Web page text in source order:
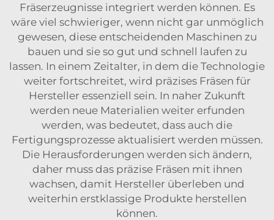
Fräserzeugnisse integriert werden können. Es
wäre viel schwieriger, wenn nicht gar unmöglich
gewesen, diese entscheidenden Maschinen zu
bauen und sie so gut und schnell laufen zu
lassen. In einem Zeitalter, in dem die Technologie
weiter fortschreitet, wird präzises Fräsen für
Hersteller essenziell sein. In naher Zukunft
werden neue Materialien weiter erfunden
werden, was bedeutet, dass auch die
Fertigungsprozesse aktualisiert werden müssen.
Die Herausforderungen werden sich ändern,
daher muss das präzise Fräsen mit ihnen
wachsen, damit Hersteller überleben und
weiterhin erstklassige Produkte herstellen
können.